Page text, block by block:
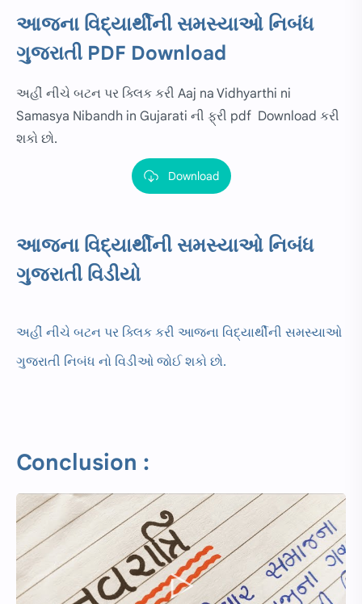
આજના વિદ્યાર્થીની સમસ્યાઓ નિબંધ
ગુજરાતી PDF Download
અહીં નીચે બટન પર ક્લિક કરી Aaj na Vidhyarthi ni
Samasya Nibandh in Gujarati ની ફ્રી pdf Download કરી
શકો છો.
Download
આજના વિદ્યાર્થીની સમસ્યાઓ નિબંધ
ગુજરાતી વિડીયો
અહીં નીચે બટન પર ક્લિક કરી આજના વિદ્યાર્થીની સમસ્યાઓ
ગુજરાતી નિબંધ નો વિડીઓ જોઈ શકો છો.
Conclusion :